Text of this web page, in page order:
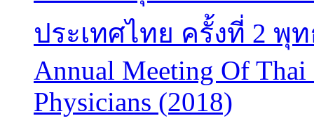
ประเทศไทย ครั้งที่ 2 พุท
Annual Meeting Of
Physicians (2018)